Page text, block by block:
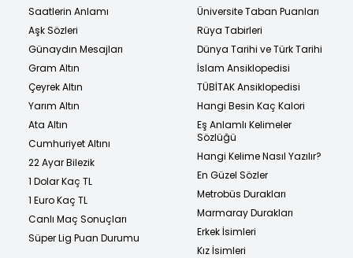
Saatlerin Anlamı
Aşk Sözleri
Günaydın Mesajları
Gram Altın
Çeyrek Altın
Yarım Altın
Ata Altın
Cumhuriyet Altını
22 Ayar Bilezik
1 Dolar Kaç TL
1 Euro Kaç TL
Canlı Maç Sonuçları
Süper Lig Puan Durumu
Üniversite Taban Puanları
Rüya Tabirleri
Dünya Tarihi ve Türk Tarihi
İslam Ansiklopedisi
TÜBİTAK Ansiklopedisi
Hangi Besin Kaç Kalori
Eş Anlamlı Kelimeler
Sözlüğü
Hangi Kelime Nasıl Yazılır?
En Güzel Sözler
Metrobüs Durakları
Marmaray Durakları
Erkek İsimleri
Kız İsimleri